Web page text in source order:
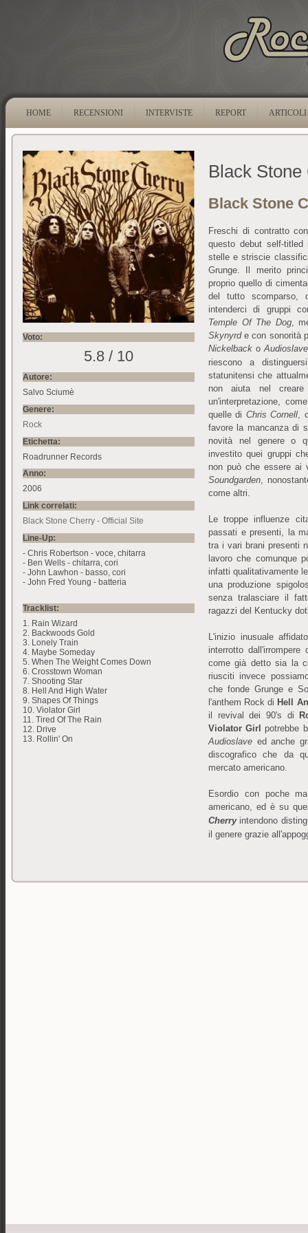
HOME RECENSIONI INTERVISTE REPORT ARTICOLI
Voto:
5.8 / 10
Autore:
Salvo Sciumè
Genere:
Rock
Etichetta:
Roadrunner Records
Anno:
2006
Link correlati:
Black Stone Cherry - Official Site
Line-Up:
- Chris Robertson - voce, chitarra
- Ben Wells - chitarra, cori
- John Lawhon - basso, cori
- John Fred Young - batteria
Tracklist:
1. Rain Wizard
2. Backwoods Gold
3. Lonely Train
4. Maybe Someday
5. When The Weight Comes Down
6. Crosstown Woman
7. Shooting Star
8. Hell And High Water
9. Shapes Of Things
10. Violator Girl
11. Tired Of The Rain
12. Drive
13. Rollin' On
Black Stone
Black Stone
Freschi di contratto
questo debut self-
stelle e striscie
Grunge. Il merito
proprio quello di
del tutto scomparso,
intenderci di gruppi
Temple Of The Dog,
Skynyrde con sonorità
Nickelback o Audioslave
riescono a
statunitensi che
non aiuta nel
un'interpretazione,
quelle di Chris Cornell,
favore la mancanza di
novità nel genere o
investito quei gruppi
non può che essere ai
Soundgarden,
come altri.
Le troppe influenze
passati e presenti, la
tra i vari brani presenti
lavoro che comunque
infatti qualitativamente
una produzione
senza tralasciare il
ragazzi del Kentucky
L'inizio inusuale
interrotto
come già detto sia la
riusciti invece
che fonde Grunge e
l'anthem Rock di Hell
il revival dei 90's di
Violator Girl
potrebbe
Audioslave ed anche
discografico che da
mercato americano.
Esordio con poche
americano, ed è su
Cherryintendono
il genere grazie